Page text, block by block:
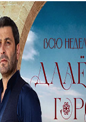
нужен ли